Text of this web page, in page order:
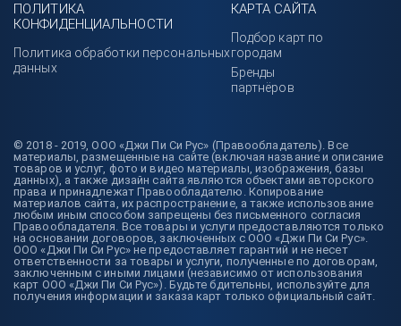
© 2018 - 2019, ООО «Джи Пи Си Рус» (Правообладатель). Все
материалы, размещенные на сайте (включая название и описание
товаров и услуг, фото и видео материалы, изображения, базы
данных), а также дизайн сайта являются объектами авторского
права и принадлежат Правообладателю. Копирование
материалов сайта, их распространение, а также использование
любым иным способом запрещены без письменного согласия
Правообладателя. Все товары и услуги предоставляются только
на основании договоров, заключенных с ООО «Джи Пи Си Рус».
ООО «Джи Пи Си Рус» не предоставляет гарантий и не несет
ответственности за товары и услуги, полученные по договорам,
заключенным с иными лицами (независимо от использования
карт ООО «Джи Пи Си Рус»). Будьте бдительны, используйте для
получения информации и заказа карт только официальный сайт.
ПОЛИТИКА
КОНФИДЕНЦИАЛЬНОСТИ
Политика обработки персональных
данных
КАРТА САЙТА
Подбор карт по
городам
Бренды
партнёров